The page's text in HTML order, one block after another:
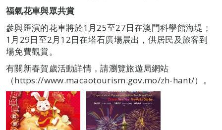
福氣花車與眾共賞
參與匯演的花車將於1月25至27日在澳門科學館海堤；
1月29日至2月12日在塔石廣場展出，供居民及旅客到
場免費觀賞。
有關新春賀歲活動詳情，請瀏覽旅遊局網站
（https://www.macaotourism.gov.mo/zh-hant/）。